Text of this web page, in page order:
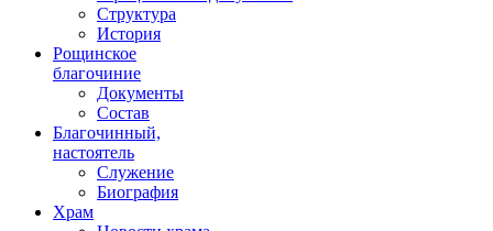
Структура
История
Рощинское
благочиние
Документы
Состав
Благочинный,
настоятель
Служение
Биография
Храм